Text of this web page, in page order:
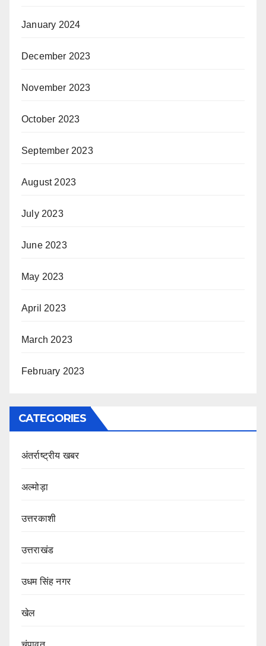
January 2024
December 2023
November 2023
October 2023
September 2023
August 2023
July 2023
June 2023
May 2023
April 2023
March 2023
February 2023
CATEGORIES
अंतर्राष्ट्रीय खबर
अल्मोड़ा
उत्तरकाशी
उत्तराखंड
उधम सिंह नगर
खेल